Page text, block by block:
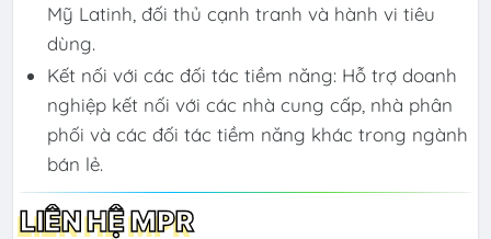
Mỹ Latinh, đối thủ cạnh tranh và hành vi tiêu
dùng.
Kết nối với các đối tác tiềm năng: Hỗ trợ doanh
nghiệp kết nối với các nhà cung cấp, nhà phân
phối và các đối tác tiềm năng khác trong ngành
bán lẻ.
LIÊN HỆ MPR